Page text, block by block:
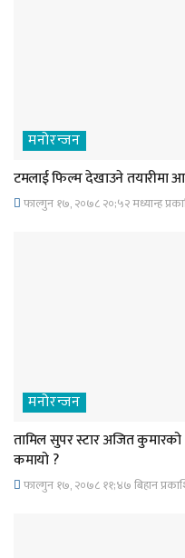
मनोरन्जन
टमलाई फिल्म देखाउने तयारीमा
फाल्गुन १७, २०७८ २०;५२ मध्यान्ह
मनोरन्जन
तामिल सुपर स्टार अजित
कमायो ?
फाल्गुन १७, २०७८ ११;४७ बिहान